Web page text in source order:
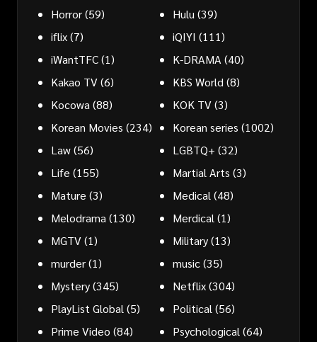
Horror(59) Hulu (39)
iflix(7) iQIYI (111)
iWantTFC(1) K-DRAMA (40)
Kakao TV(6) KBS World (8)
Kocowa (88) KOK TV(3)
Korean Movies (234) Korean series (1002)
Law(56) LGBTQ+ (32)
Life (155) Martial Arts (3)
Mature (3) Medical (48)
Melodrama (130) Merdical (1)
MGTV(1) Military(13)
murder(1) music(35)
Mystery(345) Netflix(304)
PlayList Global (5) Political (56)
Prime Video (84) Psychological (64)